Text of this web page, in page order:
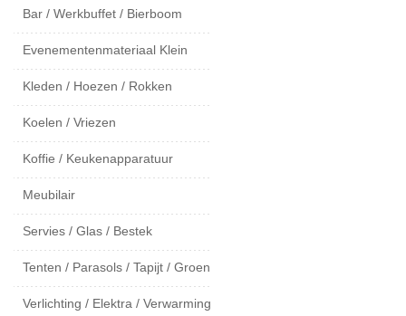
Bar / Werkbuffet / Bierboom
Evenementenmateriaal Klein
Kleden / Hoezen / Rokken
Koelen / Vriezen
Koffie / Keukenapparatuur
Meubilair
Servies / Glas / Bestek
Tenten / Parasols / Tapijt / Groen
Verlichting / Elektra / Verwarming